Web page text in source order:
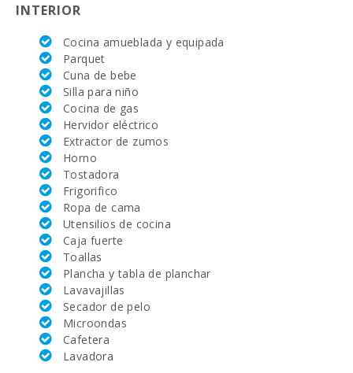
Superficie
casa (m2):
Alcanada Golf
(km ):
Equitación
(km):
Academia de
tenis Rafa
Nadal (km):
Hospital
Alcudia(km):
Hospital de
Manacor (km):
Hospital Son
Espases Palma
de Mallorca
(km):
Mercado
INTERIOR
Cocina amueblada y equipada
Parquet
Cuna de bebe
Silla para niño
Cocina de gas
Hervidor eléctrico
Extractor de zumos
Horno
Tostadora
Frigorifico
Ropa de cama
Utensilios de cocina
Caja fuerte
Toallas
Plancha y tabla de planchar
Lavavajillas
Secador de pelo
Microondas
Cafetera
Lavadora